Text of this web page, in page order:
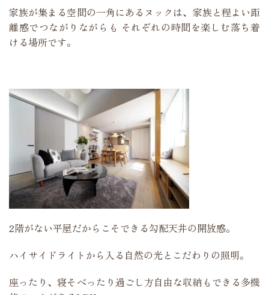
家族が集まる空間の一角にあるヌックは、家族と程よい距
離感でつながりながらも それぞれの時間を楽しむ落ち着
ける場所です。
2階がない平屋だからこそできる勾配天井の開放感。
ハイサイドライトから入る自然の光とこだわりの照明。
座ったり、寝そべったり過ごし方自由な収納もできる多機